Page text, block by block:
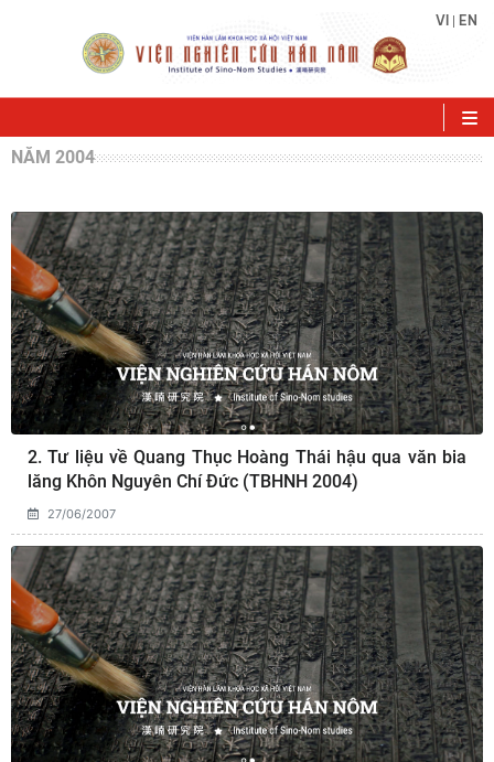
VI EN
NĂM 2004
2. Tư liệu về Quang Thục Hoàng Thái hậu qua văn bia
lăng Khôn Nguyên Chí Ðức (TBHNH 2004)
27/06/2007